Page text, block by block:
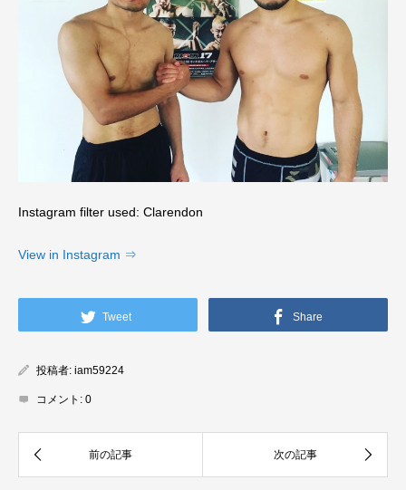
Instagram filter used: Clarendon
View in Instagram ⇒
Tweet Share
投稿者: iam59224
コメント: 0